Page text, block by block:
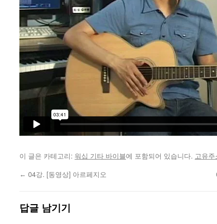
이 글은 카테고리: 워십 기타 바이블에 포함되어 있습니다. 고유
← 04강. [동영상] 아르페지오
답글 남기기